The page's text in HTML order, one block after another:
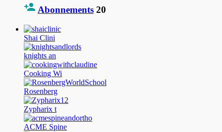
Abonnements 20
Shai Clini
knights an
Cooking Wi
Rosenberg
Zypharix t
ACME Spine